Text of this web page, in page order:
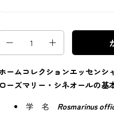
ームコレクションエッセンシ
ローズマリー・シネオールの基
学 名 Rosmarinus